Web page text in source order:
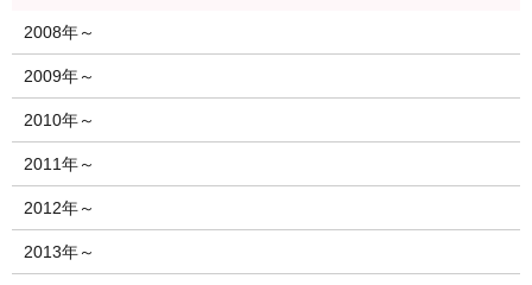
2008年～
2009年～
2010年～
2011年～
2012年～
2013年～